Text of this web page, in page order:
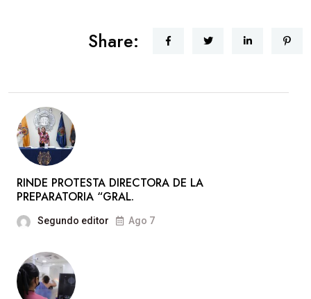
Share:
RINDE PROTESTA DIRECTORA DE LA
PREPARATORIA “GRAL.
Segundo editor Ago 7